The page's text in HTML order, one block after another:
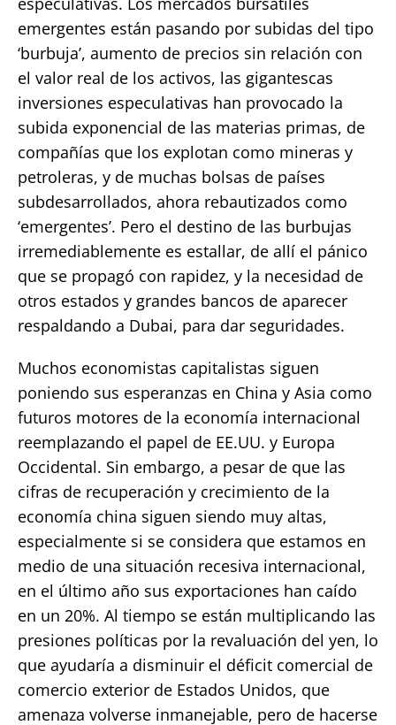
emergentes están pasando por subidas del tipo
‘burbuja’, aumento de precios sin relación con
el valor real de los activos, las gigantescas
inversiones especulativas han provocado la
subida exponencial de las materias primas, de
compañías que los explotan como mineras y
petroleras, y de muchas bolsas de países
subdesarrollados, ahora rebautizados como
‘emergentes’. Pero el destino de las burbujas
irremediablemente es estallar, de allí el pánico
que se propagó con rapidez, y la necesidad de
otros estados y grandes bancos de aparecer
respaldando a Dubai, para dar seguridades.
Muchos economistas capitalistas siguen
poniendo sus esperanzas en China y Asia como
futuros motores de la economía internacional
reemplazando el papel de EE.UU. y Europa
Occidental. Sin embargo, a pesar de que las
cifras de recuperación y crecimiento de la
economía china siguen siendo muy altas,
especialmente si se considera que estamos en
medio de una situación recesiva internacional,
en el último año sus exportaciones han caído
en un 20%. Al tiempo se están multiplicando las
presiones políticas por la revaluación del yen, lo
que ayudaría a disminuir el déficit comercial de
comercio exterior de Estados Unidos, que
amenaza volverse inmanejable, pero de hacerse